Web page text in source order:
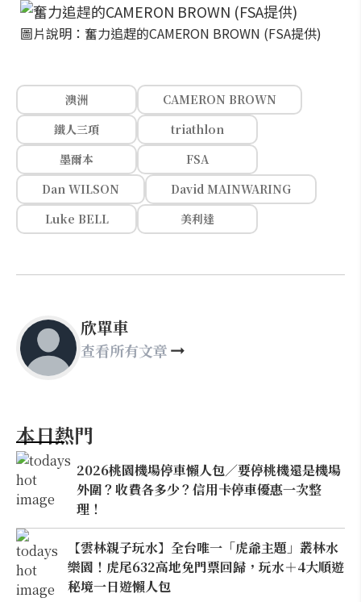
圖片說明：奮力追趕的CAMERON BROWN (FSA提供)
澳洲
CAMERON BROWN
鐵人三項
triathlon
墨爾本
FSA
Dan WILSON
David MAINWARING
Luke BELL
美利達
欣單車
查看所有文章
本日熱門
2026桃園機場停車懶人包／要停桃機還是機場
外圍？收費各多少？信用卡停車優惠一次整
理！
【雲林親子玩水】全台唯一「虎爺主題」叢林水
樂園！虎尾632高地免門票回歸，玩水＋4大順遊
秘境一日遊懶人包